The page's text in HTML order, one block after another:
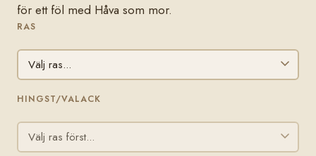
för ett föl med Håva som mor.
RAS
HINGST/VALACK